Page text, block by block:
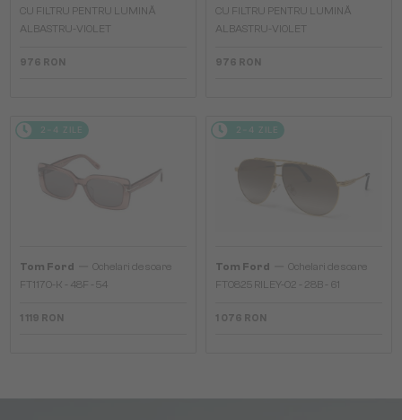
CU FILTRU PENTRU LUMINĂ
ALBASTRU-VIOLET
976 RON
CU FILTRU PENTRU LUMINĂ
ALBASTRU-VIOLET
976 RON
2-4 ZILE
Tom Ford
Ochelari de soare
FT1170-K - 48F - 54
1 119 RON
2-4 ZILE
Tom Ford
Ochelari de soare
FT0825 RILEY-02 - 28B - 61
1 076 RON